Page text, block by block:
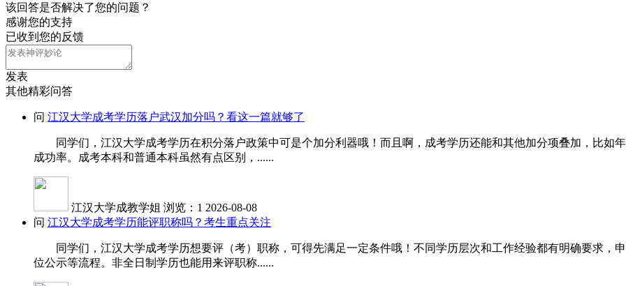
该回答是否解决了您的问题？
感谢您的支持
已收到您的反馈
发表
其他精彩问答
问 江汉大学成考学历落户武汉加分吗？看这一篇就够了
同学们，江汉大学成考学历在积分落户政策中可是个加分利器哦！而且啊，成考学历还能和其他加分项叠加，比如
成功率。成考本科和普通本科虽然有点区别，......
江汉大学成教学姐 浏览：1 2026-08-08
问 江汉大学成考学历能评职称吗？考生重点关注
同学们，江汉大学成考学历想要评（考）职称，可得先满足一定条件哦！不同学历层次和工作经验都有明确要求，
位公示等流程。非全日制学历也能用来评职称......